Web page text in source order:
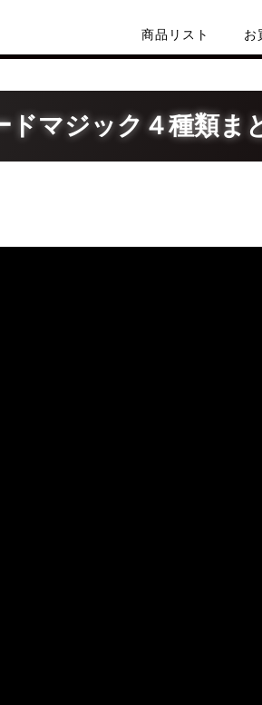
商品リスト お
マジック４種類ま